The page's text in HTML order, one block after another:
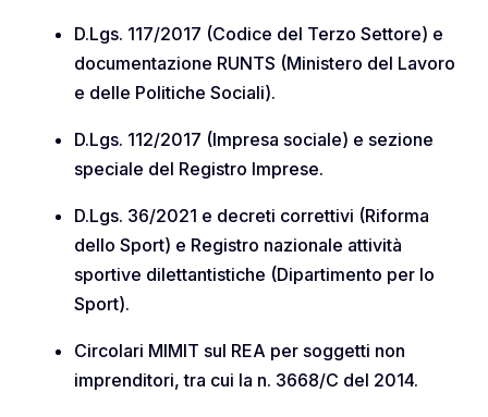
D.Lgs. 117/2017 (Codice del Terzo Settore) e
documentazione RUNTS (Ministero del Lavoro
e delle Politiche Sociali).
D.Lgs. 112/2017 (Impresa sociale) e sezione
speciale del Registro Imprese.
D.Lgs. 36/2021 e decreti correttivi (Riforma
dello Sport) e Registro nazionale attività
sportive dilettantistiche (Dipartimento per lo
Sport).
Circolari MIMIT sul REA per soggetti non
imprenditori, tra cui la n. 3668/C del 2014.